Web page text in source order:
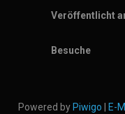
Veröffentlicht
Besuche
Powered by Piwigo E-